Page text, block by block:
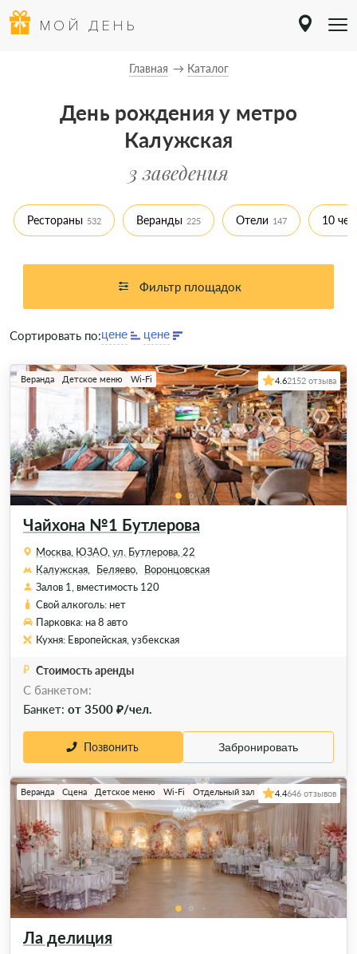
МОЙ ДЕНЬ
Главная Каталог
День рождения у метро
Калужская
3 заведения
Рестораны 532 Веранды 225 Отели 147 10
Фильтр площадок
Сортировать по:
Чайхона №1 Бутлерова
Веранда Детское меню Wi-Fi 4.62152 отзыва
Москва, ЮЗАО, ул. Бутлерова, 22
Калужская,
Беляево,
Воронцовская
Залов 1, вместимость 120
Свой алкоголь: нет
Парковка: на 8 авто
Кухня: Европейская, узбекская
Стоимость аренды
C банкетом:
Банкет: от 3500 ₽/чел.
Позвонить Забронировать
Ла делиция
Веранда Сцена Детское меню Wi-Fi Отдельный зал 4.4646 отзывов